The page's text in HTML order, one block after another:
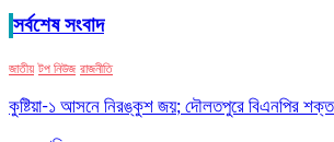
সর্বশেষ সংবাদ
জাতীয় টপ নিউজ রাজনীতি
কুষ্টিয়া-১ আসনে নিরঙ্কুশ জয়; দৌলতপুরে বিএনপির